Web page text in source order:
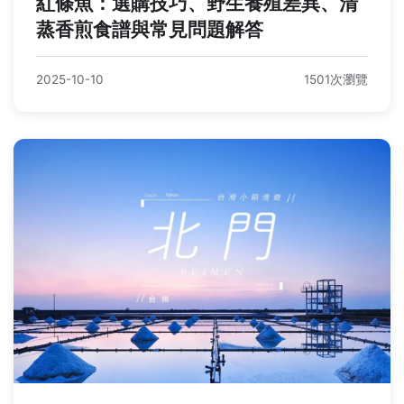
蒸香煎食譜與常見問題解答
2025-10-10 1501次瀏覽